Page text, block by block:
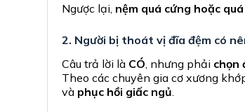
Ngược lại, nệm quá cứng hoặc
2. Người bị thoát vị đĩa đệm có
Câu trả lời là CÓ, nhưng phải chọn
Theo các chuyên gia cơ xương
và phục hồi giấc ngủ.